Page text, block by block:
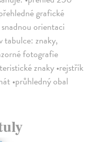
grafické
orientaci
tabulce: znaky,
fotografie
znaky •rejstřík
•průhledný obal